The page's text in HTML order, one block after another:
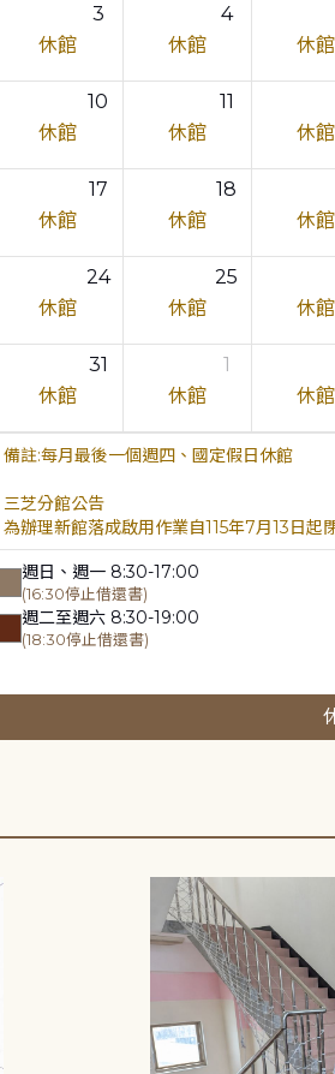
3
休館
4
休館
休館
10
休館
11
休館
休館
17
休館
18
休館
休館
24
休館
25
休館
休館
31
休館
1
休館
休館
每月最後一個週四、國定假日休館
三芝分館公告
為辦理新館落成啟用作業自115年7月13日起
週日、週一 8:30-17:00
(16:30停止借還書)
週二至週六 8:30-19:00
(18:30停止借還書)